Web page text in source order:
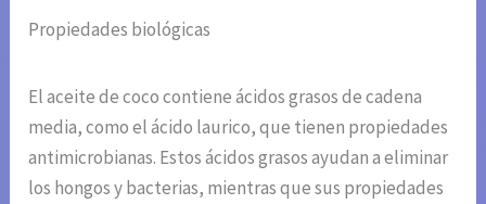
Propiedades biológicas
El aceite de coco contiene ácidos grasos de cadena
media, como el ácido laurico, que tienen propiedades
antimicrobianas. Estos ácidos grasos ayudan a eliminar
los hongos y bacterias, mientras que sus propiedades